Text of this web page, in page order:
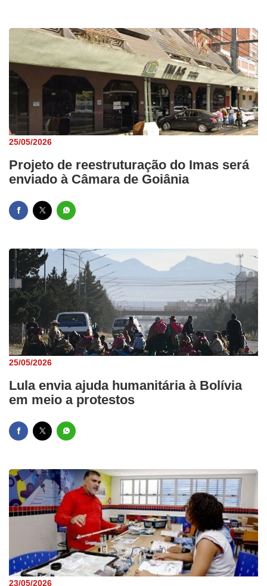
25/05/2026
Projeto de reestruturação do Imas será
enviado à Câmara de Goiânia
25/05/2026
Lula envia ajuda humanitária à Bolívia
em meio a protestos
23/05/2026